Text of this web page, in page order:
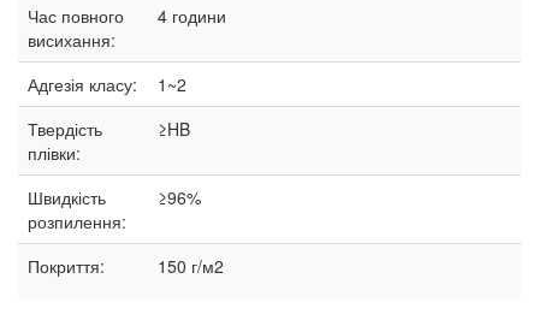
Час повного
висихання:
4 години
Адгезія класу:
1~2
Твердість
плівки:
≥HB
Швидкість
розпилення:
≥96%
Покриття: 150 г/м2